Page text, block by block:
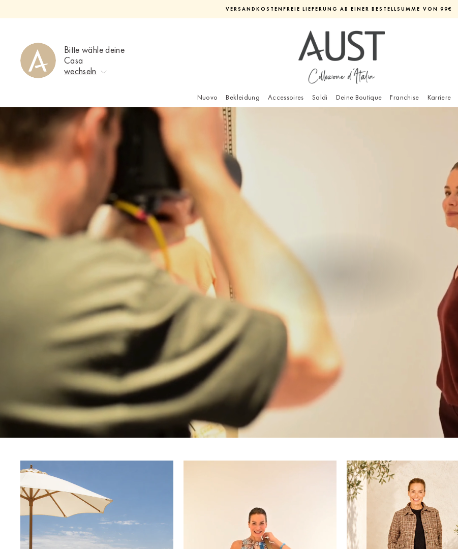
zum
pausieren
VERSANDKOSTENFREIE LIEFERUNG AB EINER BESTELLSUMME VON 99€
Bitte wähle deine
Casa
wechseln
Keine Auswahl
Bad Zwischenahn
Baden-Baden
Berlin-Friedrichshagen
Bregenz
Dortmund-Hombruch
Düsseldorf-Benrath
HH-Hanseviertel
HH-Wandsbek
Innsbruck
Kiel-CittiPark
Krems
Leipzig
Nuovo Bekleidung Accessoires Saldi Deine Boutique Franchise Karriere